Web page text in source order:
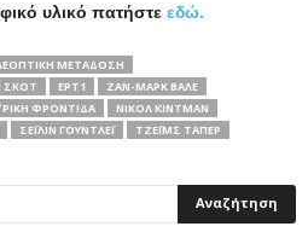
υλικό πατήστε εδώ.
ΜΕΤΑΔΟΣΗ
ΣΚΟΤ ΕΡΤ1
ΖΑΝ-ΜΑΡΚ ΒΑΛΈ
ΦΡΟΝΤΊΔΑ
ΝΙΚΌΛ ΚΊΝΤΜΑΝ
ΣΈΙΛΙΝ ΓΟΎΝΤΛΕΪ
ΤΖΈΙΜΣ ΤΆΠΕΡ